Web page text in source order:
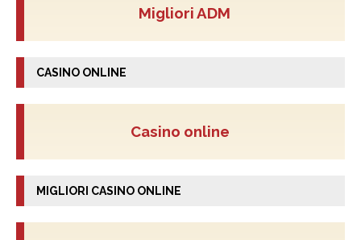
Migliori ADM
CASINO ONLINE
Casino online
MIGLIORI CASINO ONLINE